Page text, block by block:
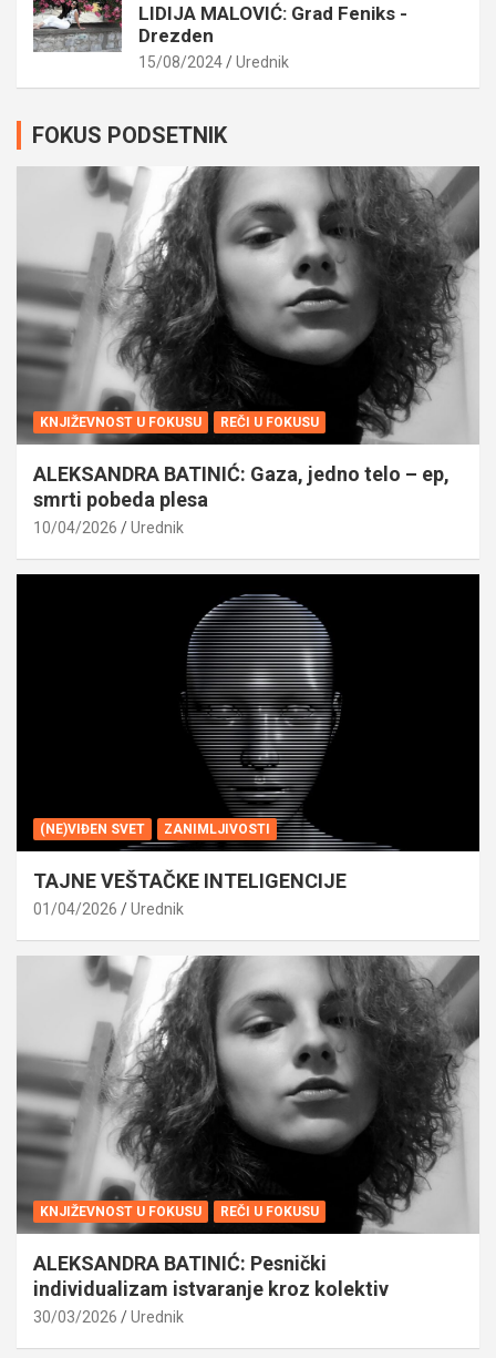
LIDIJA MALOVIĆ: Grad Feniks -
Drezden
15/08/2024 Urednik
FOKUS PODSETNIK
KNJIŽEVNOST U FOKUSU REČI U FOKUSU
ALEKSANDRA BATINIĆ: Gaza, jedno telo – ep,
smrti pobeda plesa
10/04/2026 Urednik
(NE)VIĐEN SVET ZANIMLJIVOSTI
TAJNE VEŠTAČKE INTELIGENCIJE
01/04/2026 Urednik
KNJIŽEVNOST U FOKUSU REČI U FOKUSU
ALEKSANDRA BATINIĆ: Pesnički
individualizam istvaranje kroz kolektiv
30/03/2026 Urednik